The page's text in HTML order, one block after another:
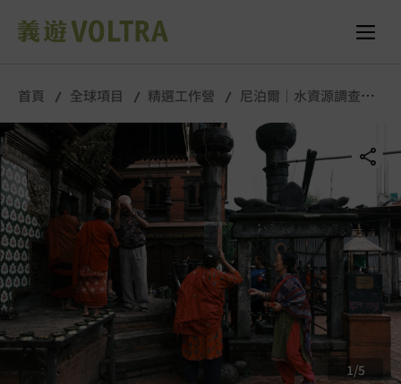
首頁 全球項目 精選工作營
尼泊爾｜水資源調查行
1/5
舉行城市/地點 (只供參考)